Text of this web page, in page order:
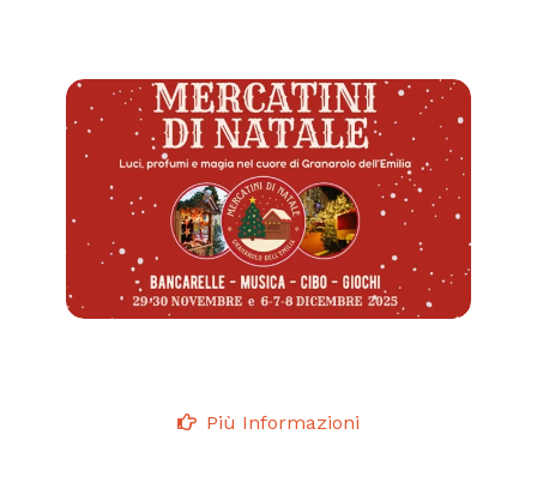
Più Informazioni